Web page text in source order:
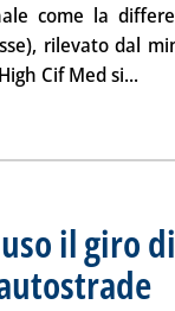
come la
rilevato dal
Cif Med si...
il giro